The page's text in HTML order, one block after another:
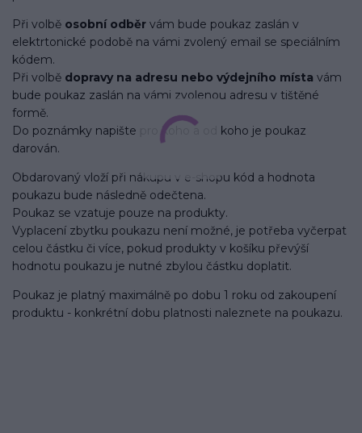
Při volbě osobní odběr vám bude poukaz zaslán v
elektrtonické podobě na vámi zvolený email se speciálním
kódem.
Při volbě dopravy na adresu nebo výdejního místa vám
bude poukaz zaslán na vámi zvolenou adresu v tištěné
formě.
Do poznámky napište pro koho a od koho je poukaz
darován.
Obdarovaný vloží při nákupu v e-shopu kód a hodnota
poukazu bude následně odečtena.
Poukaz se vzatuje pouze na produkty.
Vyplacení zbytku poukazu není možné, je potřeba vyčerpat
celou částku či více, pokud produkty v košíku převýší
hodnotu poukazu je nutné zbylou částku doplatit.
Poukaz je platný maximálně po dobu 1 roku od zakoupení
produktu - konkrétní dobu platnosti naleznete na poukazu.